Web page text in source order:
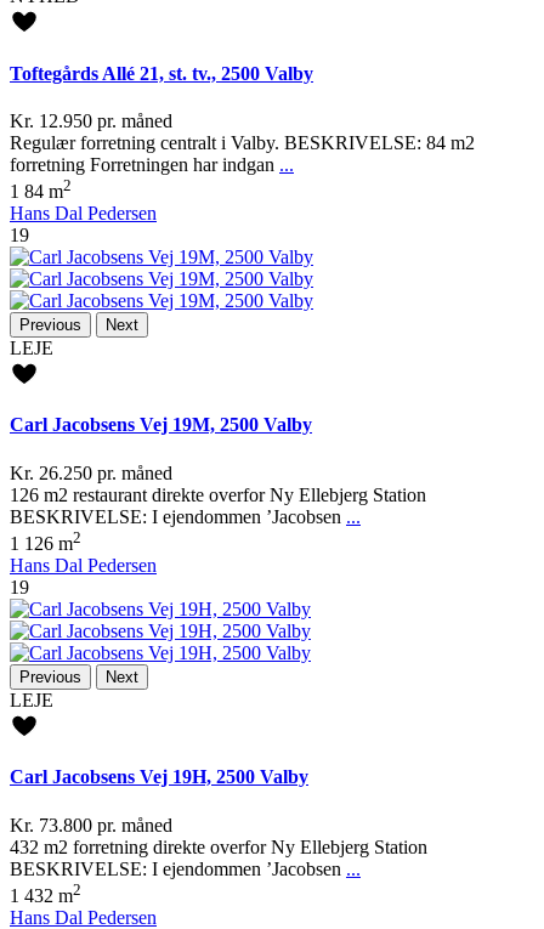
Toftegårds Allé 21, st. tv., 2500 Valby
Kr. 12.950 pr. måned
Regulær forretning centralt i Valby. BESKRIVELSE: 84 m2
forretning Forretningen har indgan ...
1 84 m2
Hans Dal Pedersen
19
Previous Next
LEJE
Carl Jacobsens Vej 19M, 2500 Valby
Kr. 26.250 pr. måned
126 m2 restaurant direkte overfor Ny Ellebjerg Station
BESKRIVELSE: I ejendommen ’Jacobsen ...
1 126 m2
Hans Dal Pedersen
19
Previous Next
LEJE
Carl Jacobsens Vej 19H, 2500 Valby
Kr. 73.800 pr. måned
432 m2 forretning direkte overfor Ny Ellebjerg Station
BESKRIVELSE: I ejendommen ’Jacobsen ...
1 432 m2
Hans Dal Pedersen